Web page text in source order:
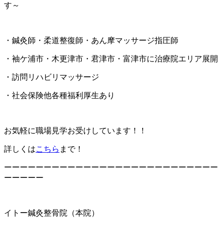
す～
・鍼灸師・柔道整復師・あん摩マッサージ指圧師
・袖ケ浦市・木更津市・君津市・富津市に治療院エリア展開
・訪問リハビリマッサージ
・社会保険他各種福利厚生あり
お気軽に職場見学お受けしています！！
詳しくはこちら まで！
ーーーーーーーーーーーーーーーーーーーーーーーーーーー
ーーーーー
イトー鍼灸整骨院（本院）